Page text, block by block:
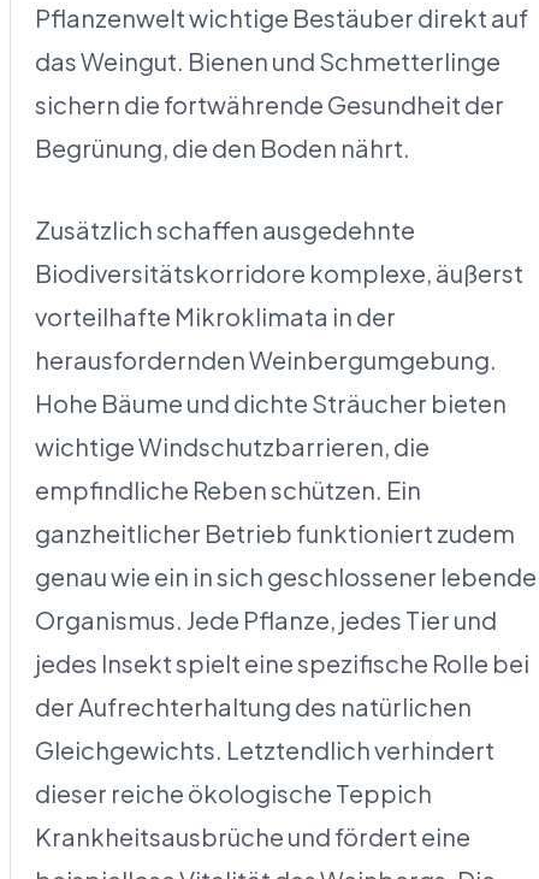
Pflanzenwelt wichtige Bestäuber direkt auf
das Weingut. Bienen und Schmetterlinge
sichern die fortwährende Gesundheit der
Begrünung, die den Boden nährt.
Zusätzlich schaffen ausgedehnte
Biodiversitätskorridore komplexe, äußerst
vorteilhafte Mikroklimata in der
herausfordernden Weinbergumgebung.
Hohe Bäume und dichte Sträucher bieten
wichtige Windschutzbarrieren, die
empfindliche Reben schützen. Ein
ganzheitlicher Betrieb funktioniert zudem
genau wie ein in sich geschlossener
Organismus. Jede Pflanze, jedes Tier und
jedes Insekt spielt eine spezifische Rolle bei
der Aufrechterhaltung des natürlichen
Gleichgewichts. Letztendlich verhindert
dieser reiche ökologische Teppich
Krankheitsausbrüche und fördert eine